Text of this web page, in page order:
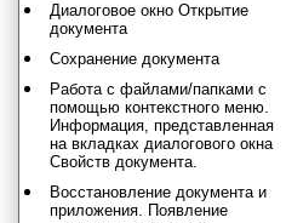
Диалоговое окно Открытие
документа
Сохранение документа
Работа с файлами/папками с
помощью контекстного меню.
Информация, представленная
на вкладках диалогового окна
Свойств документа.
Восстановление документа и
приложения. Появление